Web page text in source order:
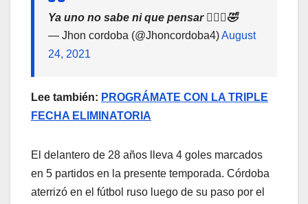
Ya uno no sabe ni que pensar 🤦🏾‍♂️🤣
— Jhon cordoba (@Jhoncordoba4)August
24, 2021
Lee también: PROGRÁMATE CON LA TRIPLE
FECHA ELIMINATORIA
El delantero de 28 años lleva 4 goles marcados
en 5 partidos en la presente temporada. Córdoba
aterrizó en el fútbol ruso luego de su paso por el